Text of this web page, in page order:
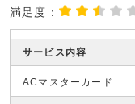
満足度：
サービス内容
ACマスターカード